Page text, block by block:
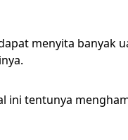
menyita banyak
ini tentunya